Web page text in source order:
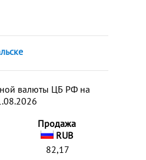
валюты ЦБ РФ на
Продажа
RUB
82,17